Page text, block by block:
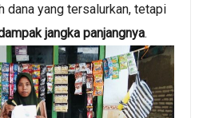
dana yang tersalurkan, tetapi
jangka panjangnya.